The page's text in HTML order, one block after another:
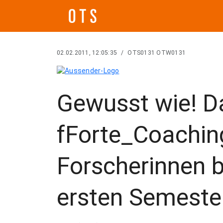
02.02.2011, 12:05:35 / OTS0131 OTW0131
Gewusst wie!
Forscherinnen
ersten